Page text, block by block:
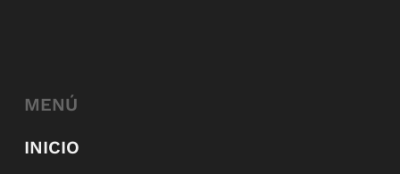
MENÚ
INICIO